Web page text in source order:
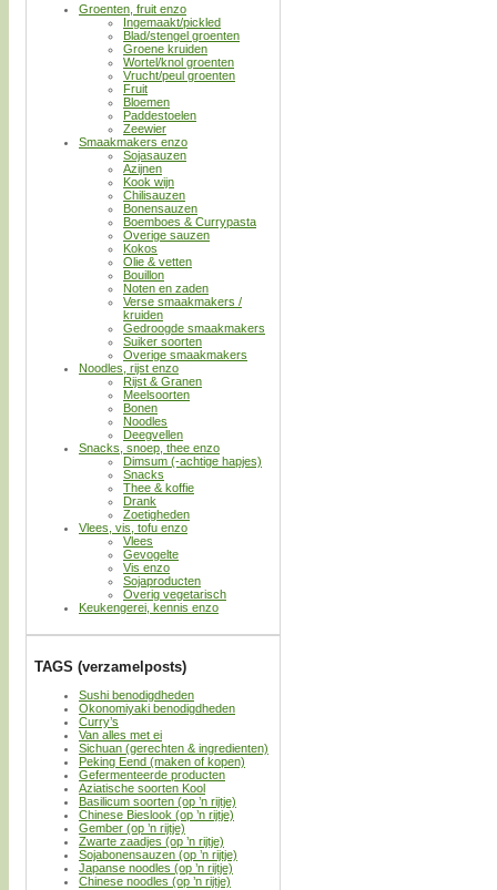
Groenten, fruit enzo
Ingemaakt/pickled
Blad/stengel groenten
Groene kruiden
Wortel/knol groenten
Vrucht/peul groenten
Fruit
Bloemen
Paddestoelen
Zeewier
Smaakmakers enzo
Sojasauzen
Azijnen
Kook wijn
Chilisauzen
Bonensauzen
Boemboes & Currypasta
Overige sauzen
Kokos
Olie & vetten
Bouillon
Noten en zaden
Verse smaakmakers /
kruiden
Gedroogde smaakmakers
Suiker soorten
Overige smaakmakers
Noodles, rijst enzo
Rijst & Granen
Meelsoorten
Bonen
Noodles
Deegvellen
Snacks, snoep, thee enzo
Dimsum (-achtige hapjes)
Snacks
Thee & koffie
Drank
Zoetigheden
Vlees, vis, tofu enzo
Vlees
Gevogelte
Vis enzo
Sojaproducten
Overig vegetarisch
Keukengerei, kennis enzo
TAGS (verzamelposts)
Sushi benodigdheden
Okonomiyaki benodigdheden
Curry’s
Van alles met ei
Sichuan (gerechten & ingredienten)
Peking Eend (maken of kopen)
Gefermenteerde producten
Aziatische soorten Kool
Basilicum soorten (op ’n rijtje)
Chinese Bieslook (op ’n rijtje)
Gember (op ’n rijtje)
Zwarte zaadjes (op ’n rijtje)
Sojabonensauzen (op ’n rijtje)
Japanse noodles (op ’n rijtje)
Chinese noodles (op ’n rijtje)